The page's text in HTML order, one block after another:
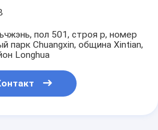
пол 501, строя p, номер
парк Chuangxin, община Xintian,
Longhua